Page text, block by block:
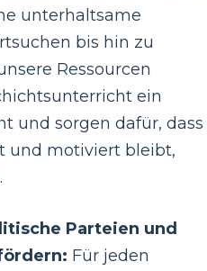
unterhaltsame
bis hin zu
Ressourcen
ein
und sorgen dafür, dass
und motiviert bleibt,
Parteien und
Für jeden